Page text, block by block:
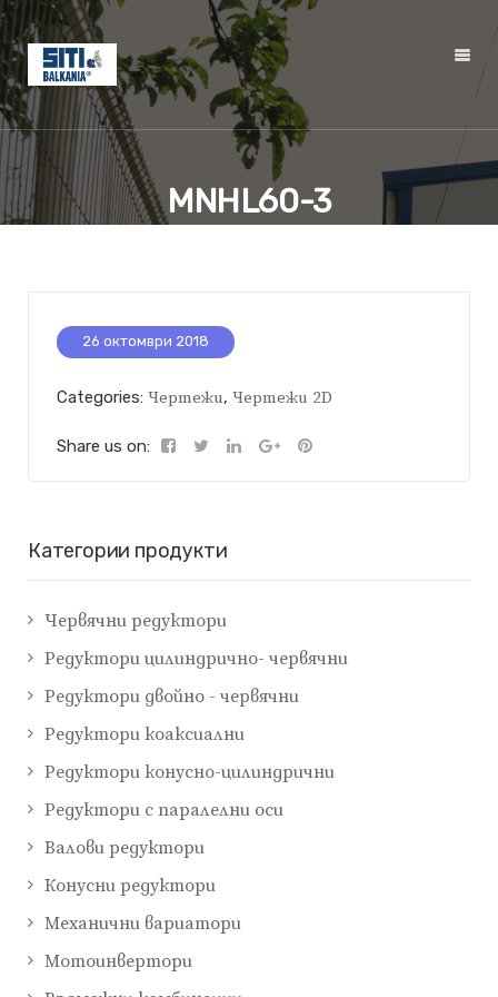
MNHL60-3
26 октомври 2018
Categories: Чертежи, Чертежи 2D
Share us on:
Категории продукти
Червячни редуктори
Редуктори цилиндрично- червячни
Редуктори двойно - червячни
Редуктори коаксиални
Редуктори конусно-цилиндрични
Редуктори с паралелни оси
Валови редуктори
Конусни редуктори
Механични вариатори
Мотоинвертори